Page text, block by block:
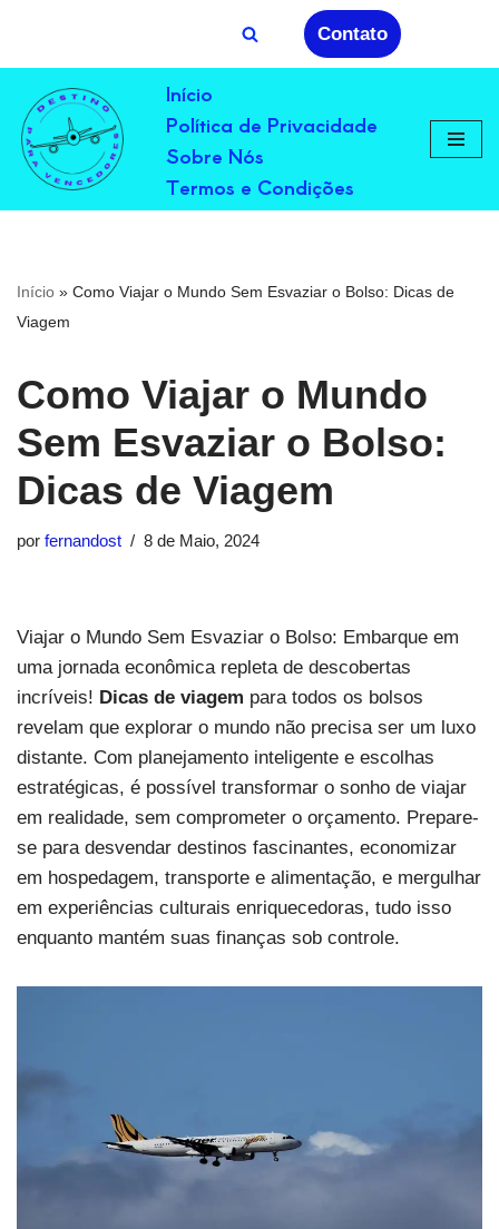
para
o
conteúdo
Contato
Início
Política de Privacidade
Sobre Nós
Termos e Condições
Início » Como Viajar o Mundo Sem Esvaziar o Bolso: Dicas de
Viagem
Como Viajar o Mundo
Sem Esvaziar o Bolso:
Dicas de Viagem
por fernandost 8 de Maio, 2024
Viajar o Mundo Sem Esvaziar o Bolso: Embarque em
uma jornada econômica repleta de descobertas
incríveis! Dicas de viagem para todos os bolsos
revelam que explorar o mundo não precisa ser um luxo
distante. Com planejamento inteligente e escolhas
estratégicas, é possível transformar o sonho de viajar
em realidade, sem comprometer o orçamento. Prepare-
se para desvendar destinos fascinantes, economizar
em hospedagem, transporte e alimentação, e mergulhar
em experiências culturais enriquecedoras, tudo isso
enquanto mantém suas finanças sob controle.